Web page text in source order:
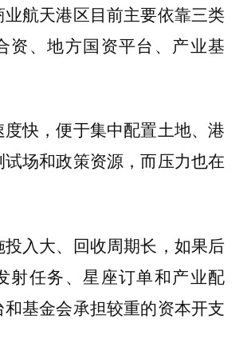
航天港区目前主要依靠三类
资、地方国资平台、产业基
快，便于集中配置土地、港
场和政策资源，而压力也在
入大、回收周期长，如果后
射任务、星座订单和产业配
基金会承担较重的资本开支